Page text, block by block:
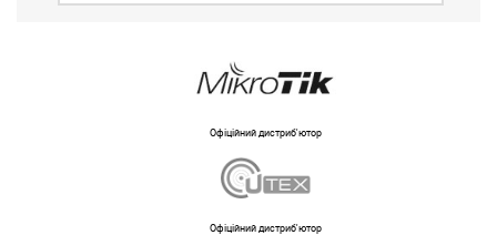
Офіційний дистриб'ютор
Офіційний дистриб'ютор